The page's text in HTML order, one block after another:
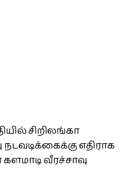
சிறிலங்கா
எதிராக
வீரச்சாவு